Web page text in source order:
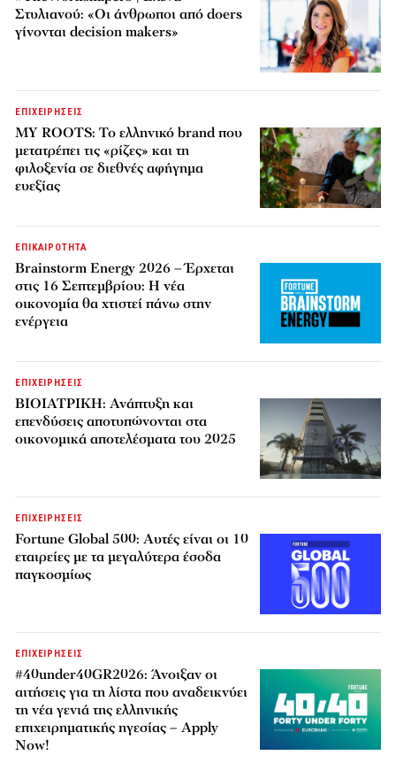
Στυλιανού: «Οι άνθρωποι από doers
γίνονται decision makers»
ΕΠΙΧΕΙΡΗΣΕΙΣ
MY ROOTS: Το ελληνικό brand που
μετατρέπει τις «ρίζες» και τη
φιλοξενία σε διεθνές αφήγημα
ευεξίας
ΕΠΙΚΑΙΡΟΤΗΤΑ
Brainstorm Energy 2026 – Έρχεται
στις 16 Σεπτεμβρίου: Η νέα
οικονομία θα χτιστεί πάνω στην
ενέργεια
ΕΠΙΧΕΙΡΗΣΕΙΣ
ΒΙΟΙΑΤΡΙΚΗ: Ανάπτυξη και
επενδύσεις αποτυπώνονται στα
οικονομικά αποτελέσματα του 2025
ΕΠΙΧΕΙΡΗΣΕΙΣ
Fortune Global 500: Αυτές είναι οι 10
εταιρείες με τα μεγαλύτερα έσοδα
παγκοσμίως
ΕΠΙΧΕΙΡΗΣΕΙΣ
#40under40GR2026: Άνοιξαν οι
αιτήσεις για τη λίστα που αναδεικνύει
τη νέα γενιά της ελληνικής
επιχειρηματικής ηγεσίας – Apply
Now!